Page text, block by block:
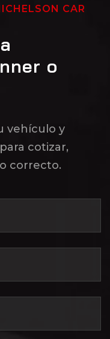
CAR
o
vehículo y
cotizar,
correcto.